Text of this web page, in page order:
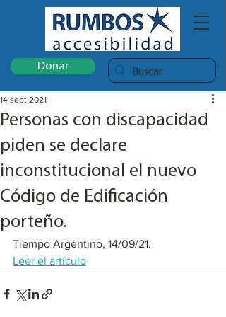
Donar
Personas con discapacidad
piden se declare
inconstitucional el nuevo
Código de Edificación
porteño.
14 sept 2021
Tiempo Argentino, 14/09/21.
Leer el artículo